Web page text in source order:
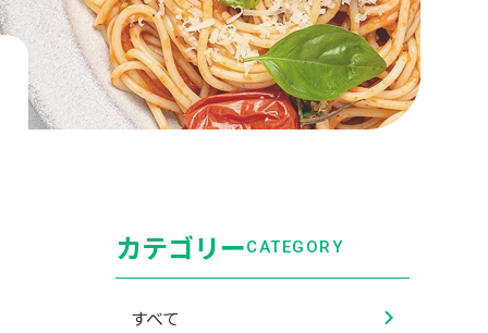
カテゴリーCATEGORY
すべて